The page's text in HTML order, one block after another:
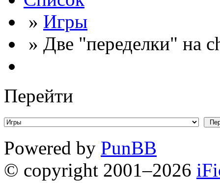
» Игры
» Две "переделки" на
Перейти
Powered by PunBB
© copyright 2001–2026